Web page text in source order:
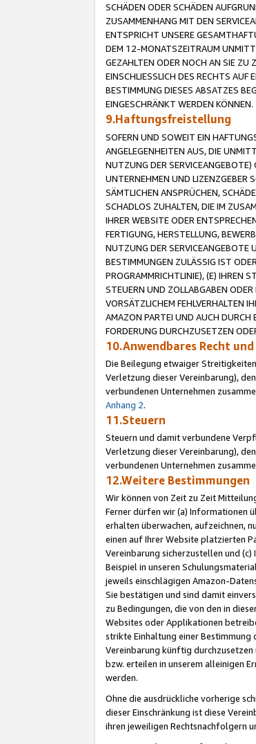
SCHÄDEN ODER SCHÄDEN
ZUSAMMENHANG MIT DEN
ENTSPRICHT UNSERE
DEM 12-MONATSZEITRAUM
GEZAHLTEN ODER NOCH AN SIE ZU
EINSCHLIESSLICH DES RECHTS AUF
BESTIMMUNG DIESES ABSATZES
EINGESCHRÄNKT WERDEN KÖNNEN.
9.Haftungsfreistellung
SOFERN UND SOWEIT EIN
ANGELEGENHEITEN AUS, DIE
NUTZUNG DER SERVICEANGEBOTE)
UNTERNEHMEN UND LIZENZGEBER
SÄMTLICHEN ANSPRÜCHEN,
SCHADLOS ZUHALTEN, DIE IM
IHRER WEBSITE ODER
FERTIGUNG, HERSTELLUNG,
NUTZUNG DER SERVICEANGEBOTE
BESTIMMUNGEN ZULÄSSIG IST
PROGRAMMRICHTLINIE), (E) IHREN
STEUERN UND ZOLLABGABEN ODER
VORSÄTZLICHEM FEHLVERHALTEN
AMAZON PARTEI UND AUCH DURCH
FORDERUNG DURCHZUSETZEN
10.Anwendbares Recht
Die Beilegung etwaiger
Verletzung dieser Vereinbarung),
verbundenen Unternehmen
Anhang 2.
11.Steuern
Steuern und damit verbundene
Verletzung dieser Vereinbarung),
verbundenen Unternehmen
12.Weitere Bestimmungen
Wir können von Zeit zu Zeit
Ferner dürfen wir (a) Informationen
erhalten überwachen, aufzeichnen,
einen auf Ihrer Website platzierten
Vereinbarung sicherzustellen und
Beispiel in unseren
jeweils einschlägigen Amazon-
Sie bestätigen und sind damit
zu Bedingungen, die von den in
Websites oder Applikationen
strikte Einhaltung einer Bestimmung
Vereinbarung künftig durchzusetzen
bzw. erteilen in unserem alleinigen
werden.
Ohne die ausdrückliche vorherige
dieser Einschränkung ist diese
ihren jeweiligen Rechtsnachfolgern